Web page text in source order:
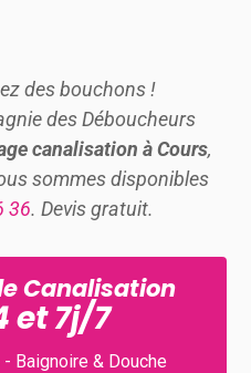
des bouchons !
des Déboucheurs
canalisation à Cours,
sommes disponibles
36. Devis gratuit.
Canalisation
et 7j/7
Baignoire & Douche